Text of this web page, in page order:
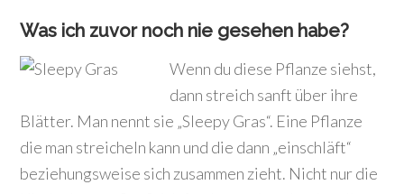
Was ich zuvor noch nie gesehen habe?
Wenn du diese Pflanze siehst,
dann streich sanft über ihre
Blätter. Man nennt sie „Sleepy Gras“. Eine Pflanze
die man streicheln kann und die dann „einschläft“
beziehungsweise sich zusammen zieht. Nicht nur die